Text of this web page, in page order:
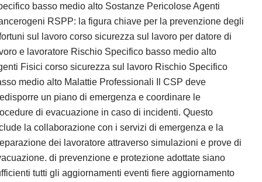
basso medio alto Sostanze Pericolose Agenti
RSPP: la figura chiave per la prevenzione degli
sul lavoro corso sicurezza sul lavoro per datore di
e lavoratore Rischio Specifico basso medio alto
Fisici corso sicurezza sul lavoro Rischio Specifico
medio alto Malattie Professionali Il CSP deve
un piano di emergenza e coordinare le
di evacuazione in caso di incidenti. Questo
la collaborazione con i servizi di emergenza e la
dei lavoratore attraverso simulazioni e prove di
di prevenzione e protezione adottate siano
tutti gli aggiornamenti eventi fiere aggiornamento